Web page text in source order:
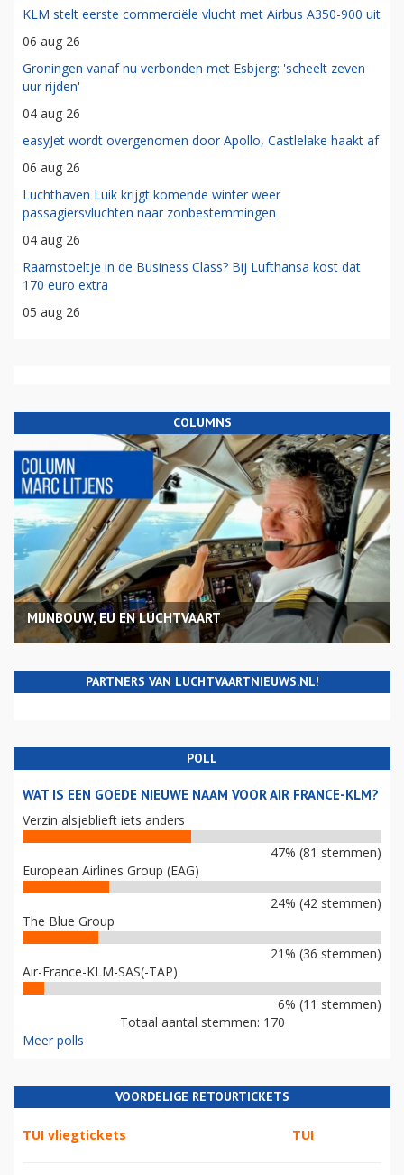
KLM stelt eerste commerciële vlucht met Airbus A350-900 uit
06 aug 26
Groningen vanaf nu verbonden met Esbjerg: 'scheelt zeven
uur rijden'
04 aug 26
easyJet wordt overgenomen door Apollo, Castlelake haakt af
06 aug 26
Luchthaven Luik krijgt komende winter weer
passagiersvluchten naar zonbestemmingen
04 aug 26
Raamstoeltje in de Business Class? Bij Lufthansa kost dat
170 euro extra
05 aug 26
COLUMNS
MIJNBOUW, EU EN LUCHTVAART
PARTNERS VAN LUCHTVAARTNIEUWS.NL!
POLL
WAT IS EEN GOEDE NIEUWE NAAM VOOR AIR FRANCE-KLM?
Verzin alsjeblieft iets anders
47% (81 stemmen)
European Airlines Group (EAG)
24% (42 stemmen)
The Blue Group
21% (36 stemmen)
Air-France-KLM-SAS(-TAP)
6% (11 stemmen)
Totaal aantal stemmen: 170
Meer polls
VOORDELIGE RETOURTICKETS
TUI vliegtickets TUI